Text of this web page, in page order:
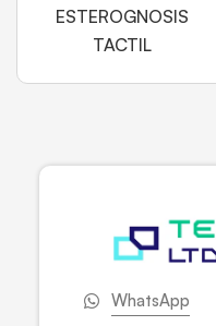
ESTEROGNOSIS
TACTIL
WhatsApp